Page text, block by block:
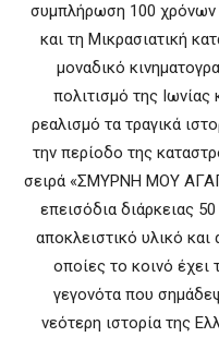
συμπλήρωση 100 χρόνων
και τη Μικρασιατική
μοναδικό
πολιτισμό της Ιωνίας
ρεαλισμό τα τραγικά
την περίοδο της
σειρά «ΣΜΥΡΝΗ ΜΟΥ
επεισόδια διάρκειας
αποκλειστικό υλικό
οποίες το κοινό έχει
γεγονότα που
νεότερη ιστορία της